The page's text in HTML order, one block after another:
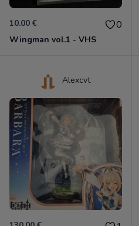
10.00 € 0
Wingman vol.1 - VHS
Alexcvt